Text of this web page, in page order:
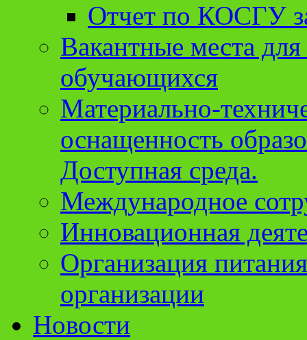
Отчет по КОСГУ
Вакантные места
обучающихся
Материально-
оснащенность
Доступная среда.
Международное
Инновационная
Организация
организации
Новости